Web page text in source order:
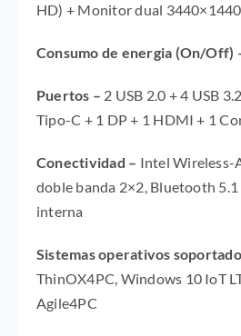
HD) + Monitor dual
Consumo de energia (On/Off)
Puertos – 2 USB 2.0 + 4 USB
Tipo-C + 1 DP + 1 HDMI + 1
Conectividad – Intel Wireless-
doble banda 2×2, Bluetooth
interna
Sistemas operativos
ThinOX4PC, Windows 10 IoT
Agile4PC